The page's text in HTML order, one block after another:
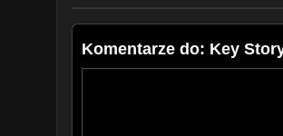
Komentarze do: Key